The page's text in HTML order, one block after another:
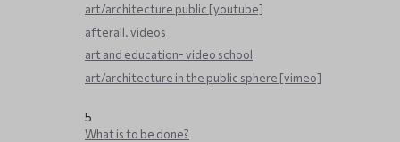
art/architecture public [youtube]
afterall. videos
art and education- video school
art/architecture in the public sphere [vimeo]
5
What is to be done?